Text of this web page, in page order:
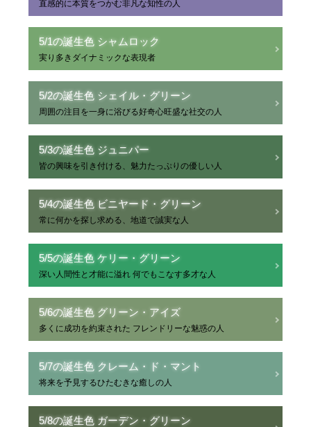
直感的に本質をつかむ非凡な知性の人
5/1の誕生色 シャムロック
実り多きダイナミックな表現者
5/2の誕生色 シェイル・グリーン
周囲の注目を一身に浴びる好奇心旺盛な社交の人
5/3の誕生色 ジュニパー
皆の興味を引き付ける、魅力たっぷりの優しい人
5/4の誕生色 ビニヤード・グリーン
常に何かを探し求める、地道で誠実な人
5/5の誕生色 ケリー・グリーン
深い人間性と才能に溢れ 何でもこなす多才な人
5/6の誕生色 グリーン・アイズ
多くに成功を約束された フレンドリーな魅惑の人
5/7の誕生色 クレーム・ド・マント
将来を予見するひたむきな癒しの人
5/8の誕生色 ガーデン・グリーン